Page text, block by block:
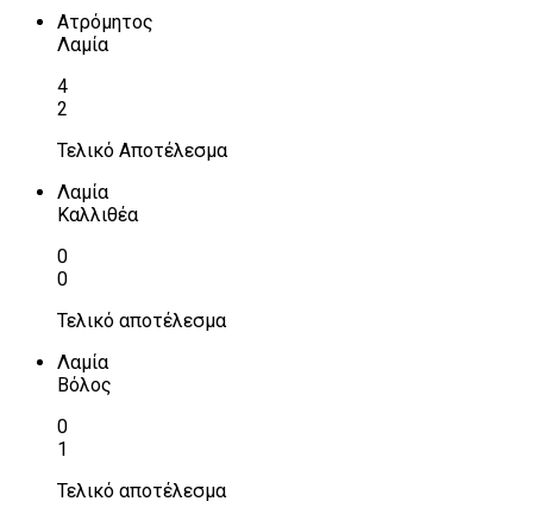
Ατρόμητος
Λαμία
4
2
Τελικό Αποτέλεσμα
Λαμία
Καλλιθέα
0
0
Τελικό αποτέλεσμα
Λαμία
Βόλος
0
1
Τελικό αποτέλεσμα